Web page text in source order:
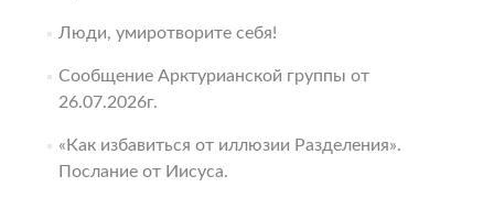
Люди, умиротворите себя!
Сообщение Арктурианской группы от
26.07.2026г.
«Как избавиться от иллюзии Разделения».
Послание от Иисуса.